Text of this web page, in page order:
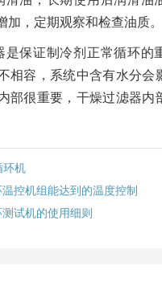
加，定期观察和检查油质。
是保证制冷剂正常循环的
相容，系统中含有水分会
部很重要，干燥过滤器内
环机
控机组能达到的温度控制
试机的使用细则